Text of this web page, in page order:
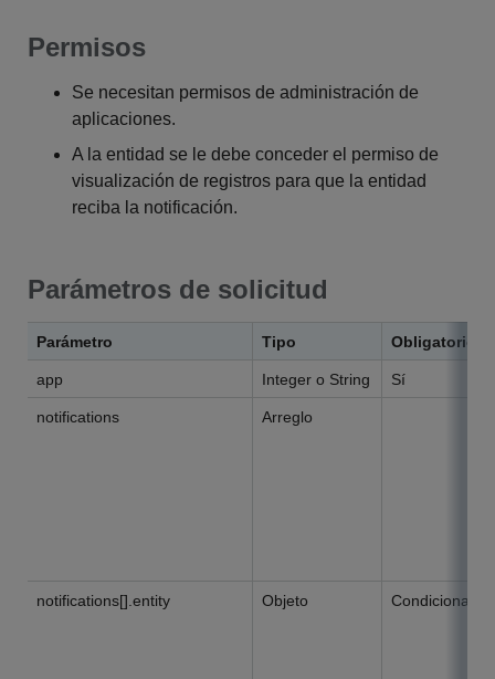
Permisos
Se necesitan permisos de administración de
aplicaciones.
A la entidad se le debe conceder el permiso de
visualización de registros para que la entidad
reciba la notificación.
Parámetros de solicitud
Parámetro Tipo Obligatorio
app Integer o String Sí
notifications Arreglo
notifications[].entity Objeto Condicional